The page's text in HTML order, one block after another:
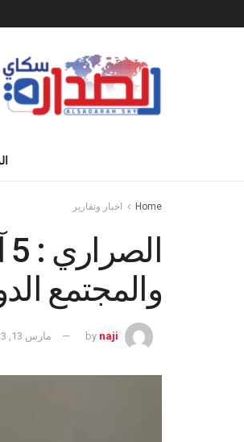
Home اخبار وتقارير
والمجتمع
by naji مارس 13, 2023